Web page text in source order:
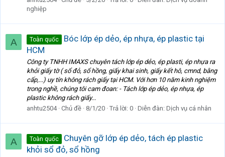
nghiệp
A Toàn quốc
Bóc lớp ép dẻo, ép nhựa, ép plastic tại
HCM
Công ty TNHH IMAXS chuyên tách lớp ép dẻo, ép plasti, ép nhựa ra
khỏi giấy tờ ( sổ đỏ, sổ hồng, giấy khai sinh, giấy kết hô, cmnd, bằng
cấp,...) uy tín không rách giấy tại HCM. Với hơn 10 năm kinh nghiệm
trong nghề, chúng tôi cam đoan: - Tách lớp ép dẻo, ép nhựa, ép
plastic không rách giấy...
anhtu2504 Chủ đề 8/1/20 Trả lời: 0 Diễn đàn: Dịch vụ cá nhân
A Toàn quốc
Chuyên gỡ lớp ép dẻo, tách ép plastic
khỏi sổ đỏ, sổ hồng